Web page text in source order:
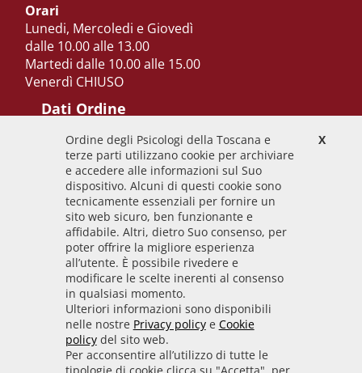
Orari
Lunedi, Mercoledi e Giovedì
dalle 10.00 alle 13.00
Martedi dalle 10.00 alle 15.00
Venerdì CHIUSO
Dati Ordine
Codice Fiscale
92009700458
Codice IPA
odpt_to
Linee guida
Sito realizzato seguendo le linee guida di sviluppo
per i servizi web delle PA pubblicate da AGID in
collaborazione con il TEAM PER LA
TRASFORMAZIONE DIGITALE.
X
Ordine degli Psicologi della Toscana e
terze parti utilizzano cookie per archiviare
e accedere alle informazioni sul Suo
dispositivo. Alcuni di questi cookie sono
tecnicamente essenziali per fornire un
sito web sicuro, ben funzionante e
affidabile. Altri, dietro Suo consenso, per
poter offrire la migliore esperienza
all’utente. È possibile rivedere e
modificare le scelte inerenti al consenso
in qualsiasi momento.
Ulteriori informazioni sono disponibili
nelle nostre Privacy policye Cookie
policydel sito web.
Per acconsentire all’utilizzo di tutte le